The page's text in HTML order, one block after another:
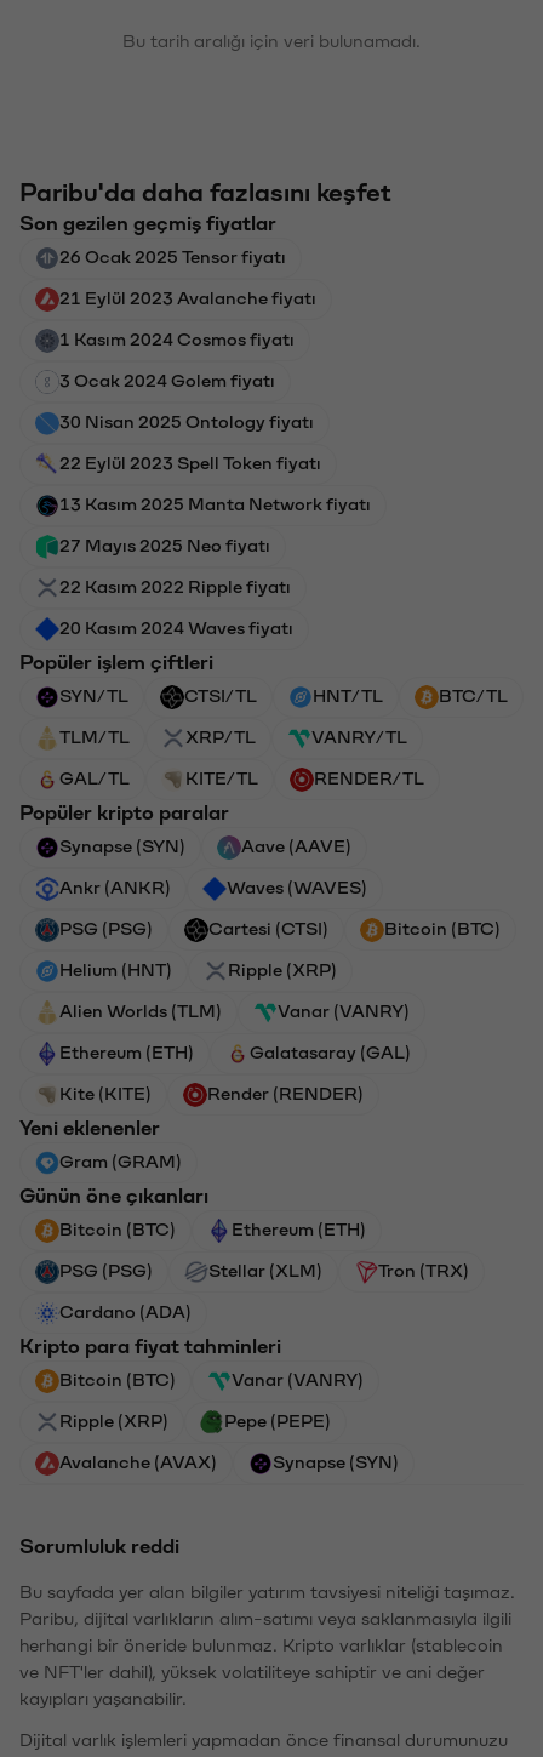
Bu tarih aralığı için veri bulunamadı.
Paribu'da daha fazlasını keşfet
Son gezilen geçmiş fiyatlar
26 Ocak 2025 Tensor fiyatı
21 Eylül 2023 Avalanche fiyatı
1 Kasım 2024 Cosmos fiyatı
3 Ocak 2024 Golem fiyatı
30 Nisan 2025 Ontology fiyatı
22 Eylül 2023 Spell Token fiyatı
13 Kasım 2025 Manta Network fiyatı
27 Mayıs 2025 Neo fiyatı
22 Kasım 2022 Ripple fiyatı
20 Kasım 2024 Waves fiyatı
Popüler işlem çiftleri
SYN/TL CTSI/TL HNT/TL BTC/TL
TLM/TL XRP/TL VANRY/TL
GAL/TL KITE/TL RENDER/TL
Popüler kripto paralar
Synapse (SYN) Aave (AAVE)
Ankr (ANKR) Waves (WAVES)
PSG (PSG) Cartesi (CTSI) Bitcoin (BTC)
Helium (HNT) Ripple (XRP)
Alien Worlds (TLM) Vanar (VANRY)
Ethereum (ETH) Galatasaray (GAL)
Kite (KITE) Render (RENDER)
Yeni eklenenler
Gram (GRAM)
Günün öne çıkanları
Bitcoin (BTC) Ethereum (ETH)
PSG (PSG) Stellar (XLM) Tron (TRX)
Cardano (ADA)
Kripto para fiyat tahminleri
Bitcoin (BTC) Vanar (VANRY)
Ripple (XRP) Pepe (PEPE)
Avalanche (AVAX) Synapse (SYN)
Sorumluluk reddi
Bu sayfada yer alan bilgiler yatırım tavsiyesi niteliği taşımaz.
Paribu, dijital varlıkların alım-satımı veya saklanmasıyla ilgili
herhangi bir öneride bulunmaz. Kripto varlıklar (stablecoin
ve NFT'ler dahil), yüksek volatiliteye sahiptir ve ani değer
kayıpları yaşanabilir.
Dijital varlık işlemleri yapmadan önce finansal durumunuzu